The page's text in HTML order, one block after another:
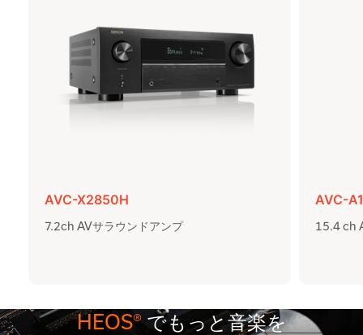
AVC-X2850H
7.2ch AVサラウンドアンプ
AVC-
15.4 ch
HEOS® でもっと音楽を